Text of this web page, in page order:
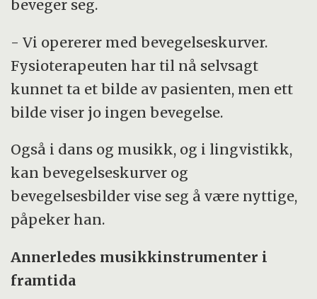
beveger seg.
- Vi opererer med bevegelseskurver.
Fysioterapeuten har til nå selvsagt
kunnet ta et bilde av pasienten, men ett
bilde viser jo ingen bevegelse.
Også i dans og musikk, og i lingvistikk,
kan bevegelseskurver og
bevegelsesbilder vise seg å være nyttige,
påpeker han.
Annerledes musikkinstrumenter i
framtida